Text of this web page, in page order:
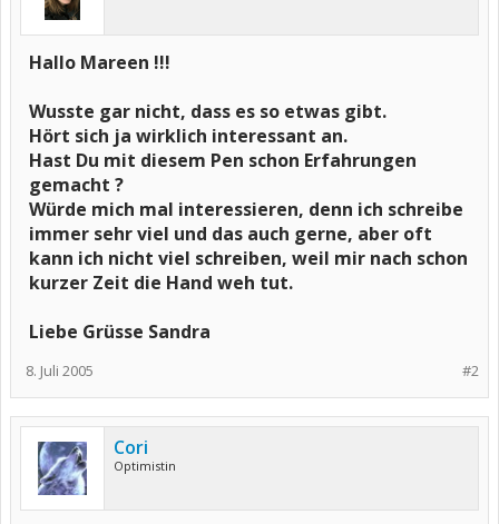
Hallo Mareen !!!
Wusste gar nicht, dass es so etwas gibt.
Hört sich ja wirklich interessant an.
Hast Du mit diesem Pen schon Erfahrungen
gemacht ?
Würde mich mal interessieren, denn ich schreibe
immer sehr viel und das auch gerne, aber oft
kann ich nicht viel schreiben, weil mir nach schon
kurzer Zeit die Hand weh tut.
Liebe Grüsse Sandra
#2
8. Juli 2005
Cori
Optimistin